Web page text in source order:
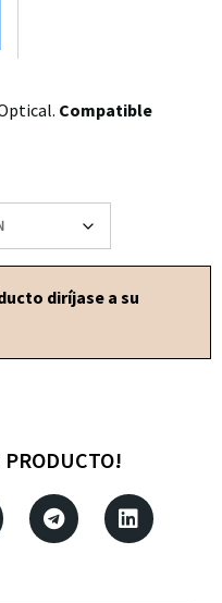
Compatible
diríjase a su
PRODUCTO!